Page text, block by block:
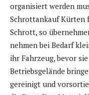
organisiert werden
Schrottankauf Kürten
Schrott, so
nehmen bei Bedarf
ihr Fahrzeug, bevor
Betriebsgelände
gereinigt und